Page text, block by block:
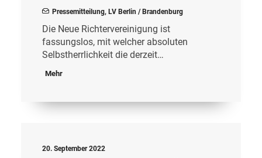
Pressemitteilung, LV Berlin / Brandenburg
Die Neue Richtervereinigung ist
fassungslos, mit welcher absoluten
Selbstherrlichkeit die derzeit…
Mehr
20. September 2022